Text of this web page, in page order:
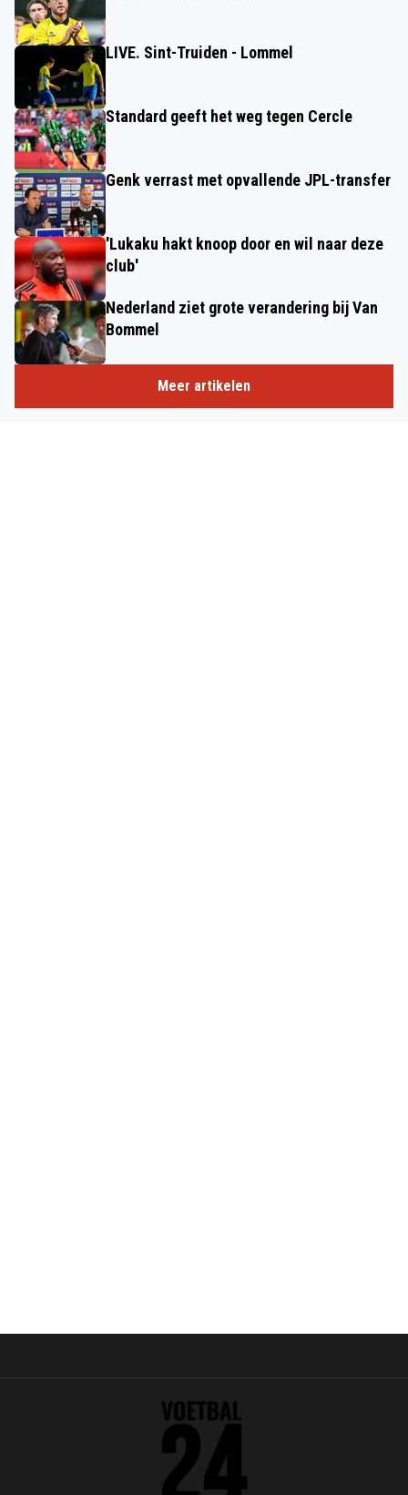
LIVE. Sint-Truiden - Lommel
Standard geeft het weg tegen Cercle
Genk verrast met opvallende JPL-transfer
'Lukaku hakt knoop door en wil naar deze
club'
Nederland ziet grote verandering bij Van
Bommel
Meer artikelen